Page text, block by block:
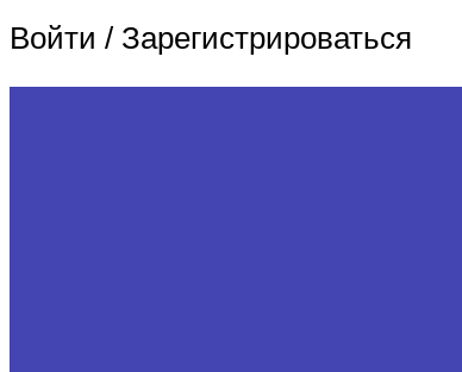
Войти / Зарегистрироваться